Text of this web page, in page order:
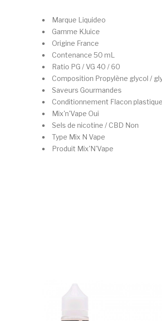
Marque Liquideo
Gamme KJuice
Origine France
Contenance 50 mL
Ratio PG / VG 40 / 60
Composition Propylène glycol /
Saveurs Gourmandes
Conditionnement Flacon
Mix'n'Vape Oui
Sels de nicotine / CBD Non
Type Mix N Vape
Produit Mix'N'Vape